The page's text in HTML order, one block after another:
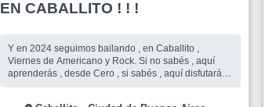
EN CABALLITO ! ! !
Y en 2024 seguimos bailando , en Caballito ,
Viernes de Americano y Rock. Si no sabés , aquí
aprenderás , desde Cero , si sabés , aquí disfutarás